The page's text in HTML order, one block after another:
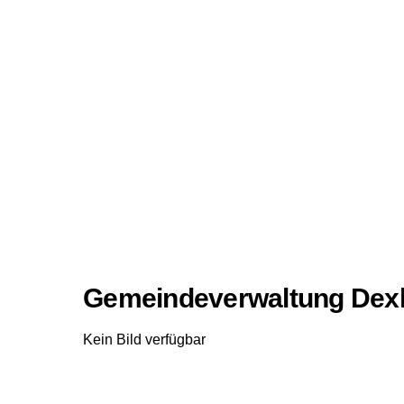
Gemeindeverwaltung
Kein Bild verfügbar